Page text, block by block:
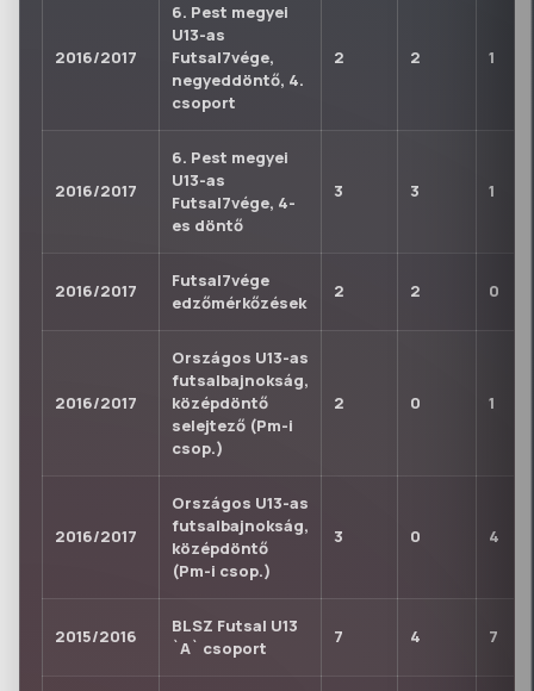
2016/2017
6. Pest megyei
U13-as
Futsal7vége,
negyeddöntő, 4.
csoport
2 2 1
2016/2017
6. Pest megyei
U13-as
Futsal7vége, 4-
es döntő
3 3 1
2016/2017
Futsal7vége
edzőmérkőzések
2 2 0
2016/2017
Országos U13-as
futsalbajnokság,
középdöntő
selejtező (Pm-i
csop.)
2 0 1
2016/2017
Országos U13-as
futsalbajnokság,
középdöntő
(Pm-i csop.)
3 0 4
2015/2016
BLSZ Futsal U13
`A` csoport
7 4 7